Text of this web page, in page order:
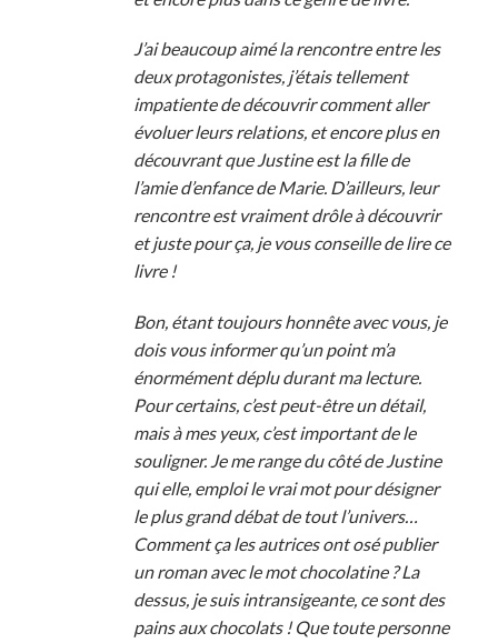
J’ai beaucoup aimé la rencontre entre les
deux protagonistes, j’étais tellement
impatiente de découvrir comment aller
évoluer leurs relations, et encore plus en
découvrant que Justine est la fille de
l’amie d’enfance de Marie. D’ailleurs, leur
rencontre est vraiment drôle à découvrir
et juste pour ça, je vous conseille de lire ce
livre !
Bon, étant toujours honnête avec vous, je
dois vous informer qu’un point m’a
énormément déplu durant ma lecture.
Pour certains, c’est peut-être un détail,
mais à mes yeux, c’est important de le
souligner. Je me range du côté de Justine
qui elle, emploi le vrai mot pour désigner
le plus grand débat de tout l’univers…
Comment ça les autrices ont osé publier
un roman avec le mot chocolatine ? La
dessus, je suis intransigeante, ce sont des
pains aux chocolats ! Que toute personne